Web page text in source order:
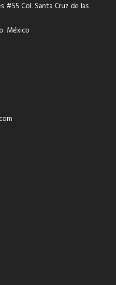
#55 Col. Santa Cruz de las
México